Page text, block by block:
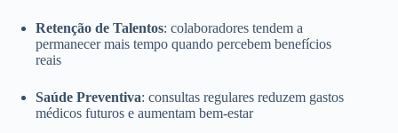
Retenção de Talentos: colaboradores tendem a
permanecer mais tempo quando percebem benefícios
reais
Saúde Preventiva: consultas regulares reduzem gastos
médicos futuros e aumentam bem-estar